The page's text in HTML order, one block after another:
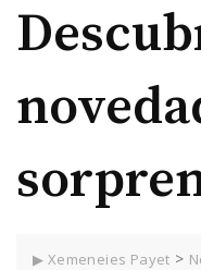
▶ Xemeneies Payet >